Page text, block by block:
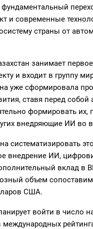
фундаментальный
и современные
страны от
занимает
и входит в группу
уже сформировала
ставя перед
формировать
внедряющие ИИ во
систематизировать
внедрение ИИ,
вклад в
объем
США.
войти в число